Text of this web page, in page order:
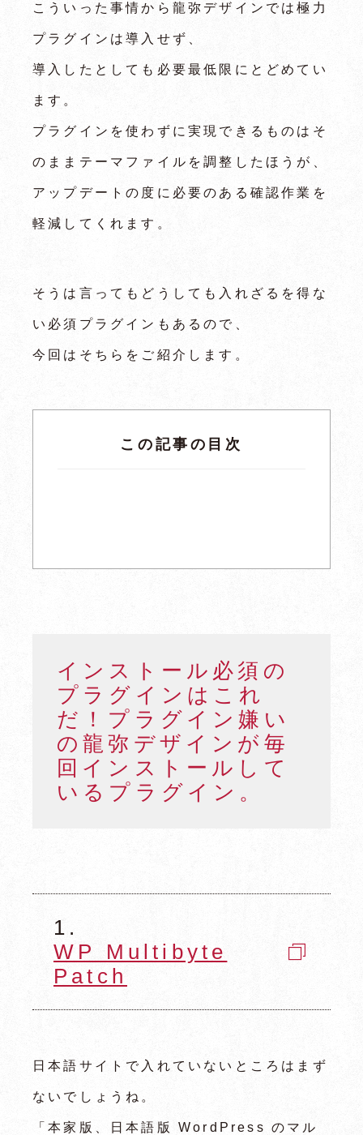
こういった事情から龍弥デザインでは極力
プラグインは導入せず、
導入したとしても必要最低限にとどめてい
ます。
プラグインを使わずに実現できるものはそ
のままテーマファイルを調整したほうが、
アップデートの度に必要のある確認作業を
軽減してくれます。
そうは言ってもどうしても入れざるを得な
い必須プラグインもあるので、
今回はそちらをご紹介します。
この記事の目次
インストール必須の
プラグインはこれ
だ！プラグイン嫌い
の龍弥デザインが毎
回インストールして
いるプラグイン。
1.
WP Multibyte
Patch
日本語サイトで入れていないところはまず
ないでしょうね。
「本家版、日本語版 WordPress のマル